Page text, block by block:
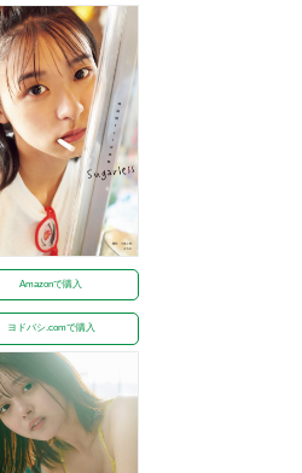
Amazonで購入
ヨドバシ.comで購入